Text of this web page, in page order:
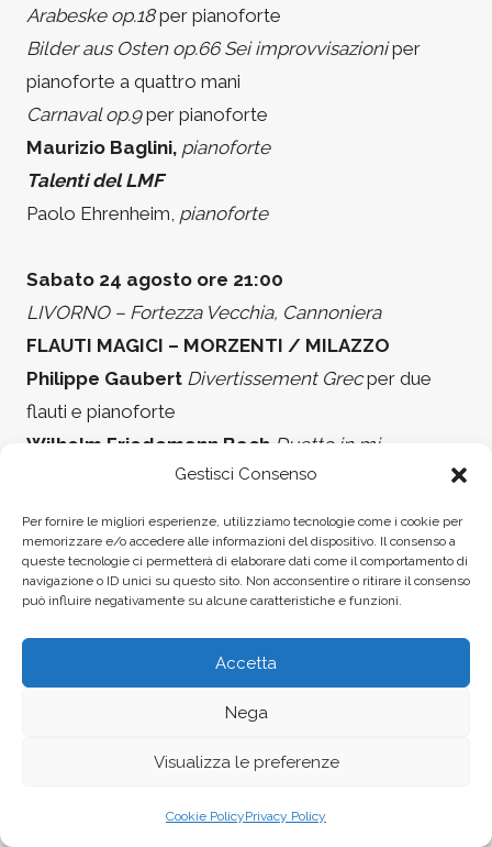
Gestisci Consenso
Per fornire le migliori esperienze, utilizziamo tecnologie come i cookie per
memorizzare e/o accedere alle informazioni del dispositivo. Il consenso a
queste tecnologie ci permetterà di elaborare dati come il comportamento di
navigazione o ID unici su questo sito. Non acconsentire o ritirare il consenso
può influire negativamente su alcune caratteristiche e funzioni.
Accetta
Nega
Visualizza le preferenze
Cookie PolicyPrivacy Policy
Arabeske op.18per pianoforte
Bilder aus Osten op.66 Sei improvvisazioniper
pianoforte a quattro mani
Carnaval op.9per pianoforte
Maurizio Baglini, pianoforte
Talenti del LMF
Paolo Ehrenheim, pianoforte
Sabato 24 agosto ore 21:00
LIVORNO – Fortezza Vecchia, Cannoniera
FLAUTI MAGICI – MORZENTI / MILAZZO
Philippe Gaubert Divertissement Grecper due
flauti e pianoforte
Wilhelm Friedemann Bach Duetto in mi
per due flauti
Joachim AndersenSuite n.1 da “Six morceaux de
Salon” op.24per flauto e pianoforte
Philippe Gaubert Balladeper flauto e pianoforte
Erwin SchulhoffSonataper flauto e pianoforte
, pianoforte
Alice Carolina Maria Paglia, Giulia Bellotti, Júlia
Vizcaino, Keyu Lu,
flauti